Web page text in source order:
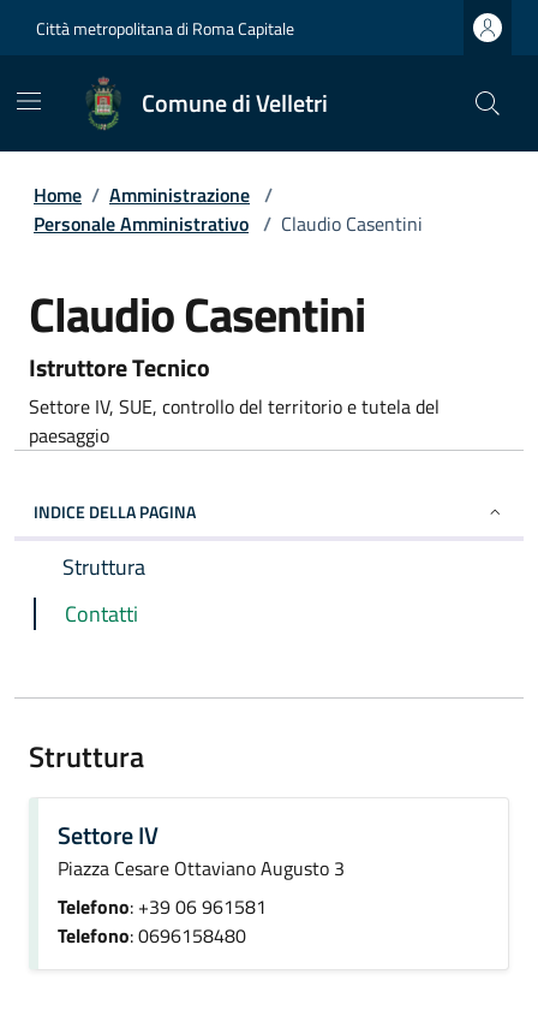
Città metropolitana di Roma Capitale
Comune di Velletri
Home / Amministrazione /
Personale Amministrativo / Claudio Casentini
Claudio Casentini
Istruttore Tecnico
Settore IV, SUE, controllo del territorio e tutela del
paesaggio
INDICE DELLA PAGINA
Struttura
Contatti
Struttura
Settore IV
Piazza Cesare Ottaviano Augusto 3
Telefono: +39 06 961581
Telefono: 0696158480